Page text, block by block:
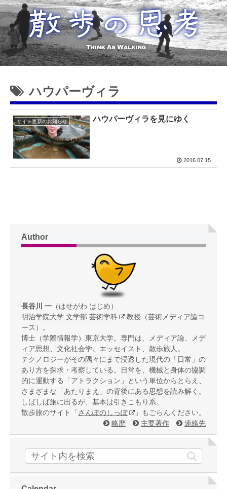
ハウパーヴィラ
サイト更新のお知らせ ハウパーヴィラを見にゆく
2016.07.15
Author
長谷川 一 （はせがわ はじめ）
明治学院大学 文学部 芸術学科
教授（芸術メディア論コ
ース）。
博士（学際情報学）東京大学。専門は、メディア論、メデ
ィア思想、文化社会学。エッセイスト、散歩旅人。
テクノロジーがその隅々にまで浸透した現代の「日常」の
あり方を探求・考察している。日常を、機械と身体の協調
的に運動する「アトラクション」という単位からとらえ、
さまざまな「あたりまえ」の背後にある思想を読み解く。
しばしば旅に出るが、基本は引きこもり系。
散歩旅のサイト「 さんぽのしっぽ
」もごらんください。
略歴
主要著作 連絡先